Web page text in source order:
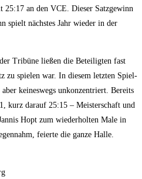
an den VCE. Die­ser Satz­ge­winn
spielt nächs­tes Jahr wie­der in der
Tri­bü­ne lie­ßen die Betei­lig­ten fast
zu spie­len war. In die­sem letz­ten Spiel­
kei­nes­wegs unkon­zen­triert. Bereits
kurz dar­auf 25:15 – Meis­ter­schaft und
Hopt zum wie­der­hol­ten Male in
fei­er­te die gan­ze Halle.